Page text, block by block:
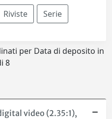
per Data di deposito in
8
video (2.35:1),